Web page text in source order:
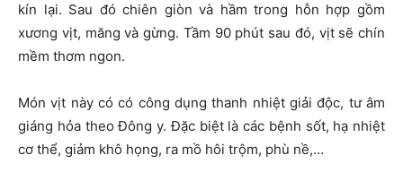
kín lại. Sau đó chiên giòn và hầm trong hỗn hợp gồm
xương vịt, măng và gừng. Tầm 90 phút sau đó, vịt sẽ chín
mềm thơm ngon.
Món vịt này có có công dụng thanh nhiệt giải độc, tư âm
giáng hỏa theo Đông y. Đặc biệt là các bệnh sốt, hạ nhiệt
cơ thể, giảm khô họng, ra mồ hôi trộm, phù nề,…